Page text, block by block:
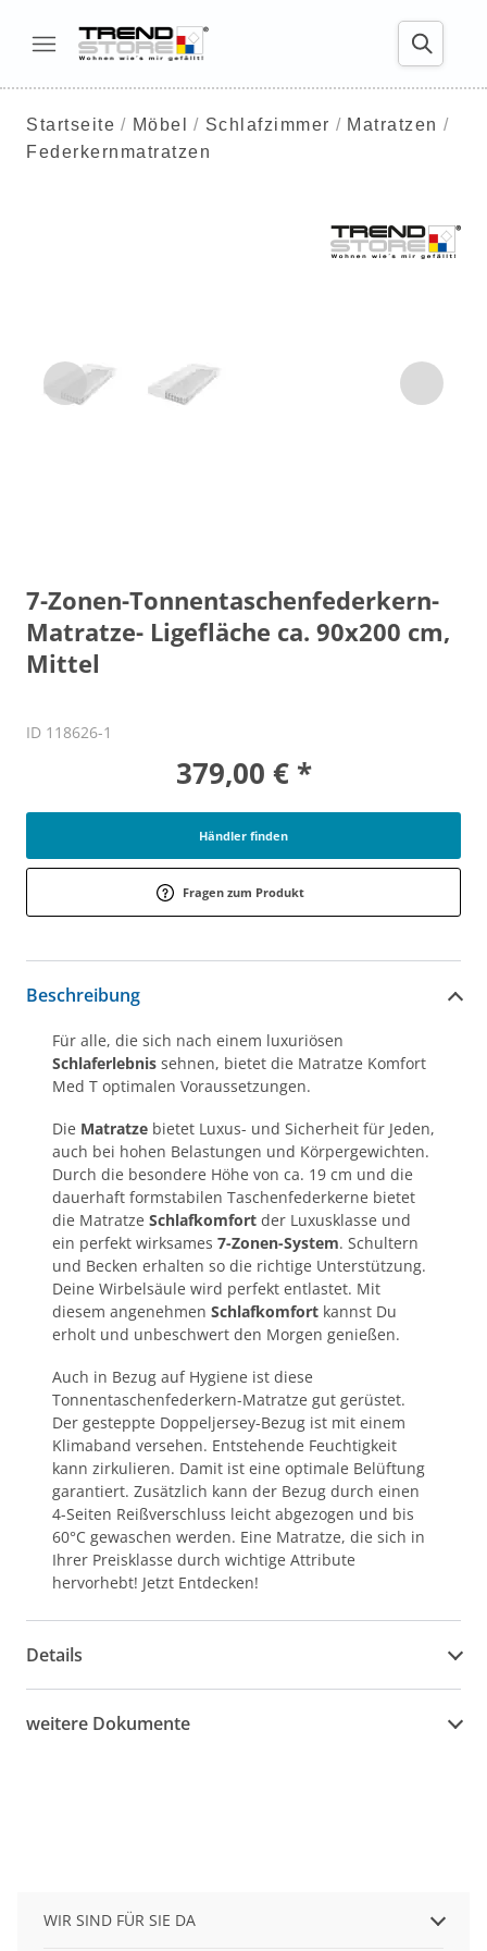
Startseite Möbel Schlafzimmer
Matratzen
Federkernmatratzen
7-Zonen-Tonnentaschenfederkern-
Matratze- Ligefläche ca. 90x200 cm,
Mittel
ID 118626-1
379,00 € *
Händler finden
Fragen zum Produkt
Beschreibung
Für alle, die sich nach einem luxuriösen
Schlaferlebnis sehnen, bietet die Matratze Komfort
Med T optimalen Voraussetzungen.
Die Matratze bietet Luxus- und Sicherheit für Jeden,
auch bei hohen Belastungen und Körpergewichten.
Durch die besondere Höhe von ca. 19 cm und die
dauerhaft formstabilen Taschenfederkerne bietet
die Matratze Schlafkomfort der Luxusklasse und
ein perfekt wirksames 7-Zonen-System. Schultern
und Becken erhalten so die richtige Unterstützung.
Deine Wirbelsäule wird perfekt entlastet. Mit
diesem angenehmen Schlafkomfort kannst Du
erholt und unbeschwert den Morgen genießen.
Auch in Bezug auf Hygiene ist diese
Tonnentaschenfederkern-Matratze gut gerüstet.
Der gesteppte Doppeljersey-Bezug ist mit einem
Klimaband versehen. Entstehende Feuchtigkeit
kann zirkulieren. Damit ist eine optimale Belüftung
garantiert. Zusätzlich kann der Bezug durch einen
4-Seiten Reißverschluss leicht abgezogen und bis
60°C gewaschen werden. Eine Matratze, die sich in
Ihrer Preisklasse durch wichtige Attribute
hervorhebt! Jetzt Entdecken!
Details
weitere Dokumente
WIR SIND FÜR SIE DA